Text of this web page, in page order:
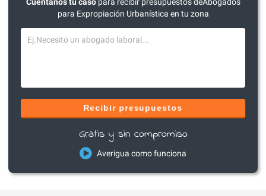
para Expropiación Urbanística en tu zona
Recibir presupuestos
Gratis y sin compromiso
Averigua como funciona